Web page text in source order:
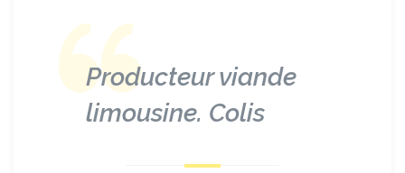
Producteur viande
limousine. Colis